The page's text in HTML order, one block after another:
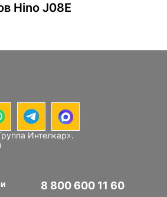
Hino J08E
Интелкар».
8 800 600 11 60